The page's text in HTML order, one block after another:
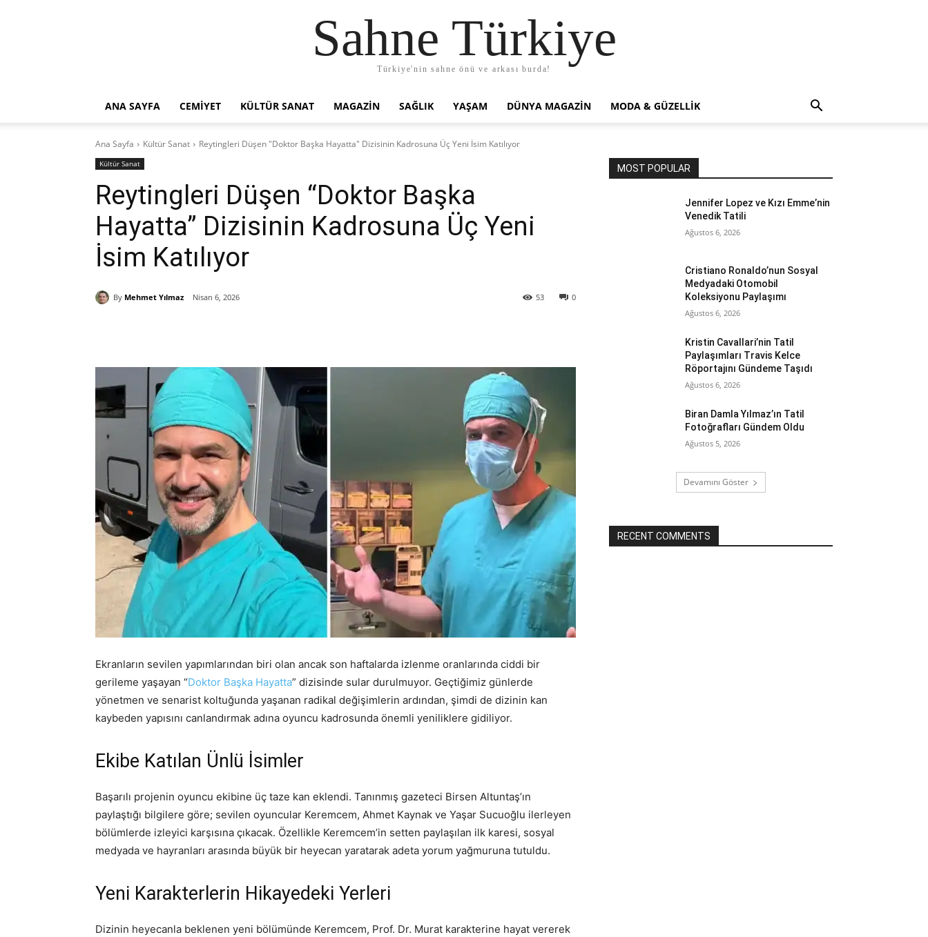
Sahne Türkiye
Türkiye'nin sahne önü ve arkası burda!
ANA SAYFA CEMİYET KÜLTÜR SANAT MAGAZIN SAĞLIK YAŞAM DÜNYA MAGAZİN MODA & GÜZELLİK
Ana Sayfa Kültür Sanat Reytingleri Düşen "Doktor Başka Hayatta" Dizisinin Kadrosuna Üç Yeni İsim Katılıyor
Kültür Sanat
Reytingleri Düşen “Doktor Başka
Hayatta” Dizisinin Kadrosuna Üç Yeni
İsim Katılıyor
By Mehmet Yılmaz Nisan 6, 2026 0
53
Ekranların sevilen yapımlarından biri olan ancak son haftalarda izlenme oranlarında ciddi bir
gerileme yaşayan “Doktor Başka Hayatta” dizisinde sular durulmuyor. Geçtiğimiz günlerde
yönetmen ve senarist koltuğunda yaşanan radikal değişimlerin ardından, şimdi de dizinin kan
kaybeden yapısını canlandırmak adına oyuncu kadrosunda önemli yeniliklere gidiliyor.
Ekibe Katılan Ünlü İsimler
Başarılı projenin oyuncu ekibine üç taze kan eklendi. Tanınmış gazeteci Birsen Altuntaş’ın
paylaştığı bilgilere göre; sevilen oyuncular Keremcem, Ahmet Kaynak ve Yaşar Sucuoğlu ilerleyen
bölümlerde izleyici karşısına çıkacak. Özellikle Keremcem’in setten paylaşılan ilk karesi, sosyal
medyada ve hayranları arasında büyük bir heyecan yaratarak adeta yorum yağmuruna tutuldu.
Yeni Karakterlerin Hikayedeki Yerleri
Dizinin heyecanla beklenen yeni bölümünde Keremcem, Prof. Dr. Murat karakterine hayat vererek
MOST POPULAR
Jennifer Lopez ve Kızı Emme’nin
Venedik Tatili
Ağustos 6, 2026
Cristiano Ronaldo’nun Sosyal
Medyadaki Otomobil
Koleksiyonu Paylaşımı
Ağustos 6, 2026
Kristin Cavallari’nin Tatil
Paylaşımları Travis Kelce
Röportajını Gündeme Taşıdı
Ağustos 6, 2026
Biran Damla Yılmaz’ın Tatil
Fotoğrafları Gündem Oldu
Ağustos 5, 2026
Devamını Göster
RECENT COMMENTS